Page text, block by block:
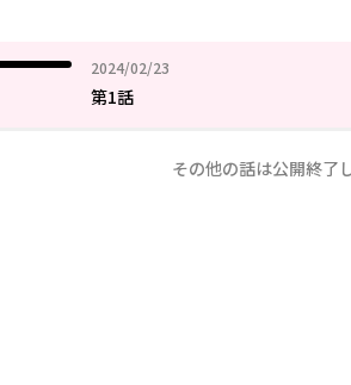
2024/02/23
2024年02月23日
第1話
その他の話は公開終了